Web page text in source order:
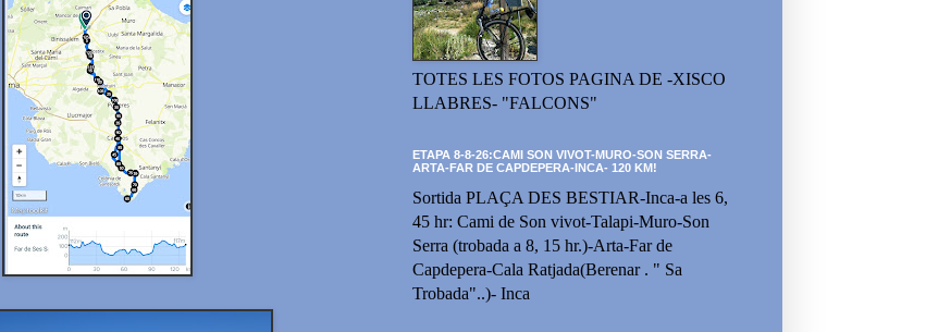
TOTES LES FOTOS PAGINA DE -XISCO
LLABRES- "FALCONS"
ETAPA 8-8-26:CAMI SON VIVOT-MURO-SON SERRA-
ARTA-FAR DE CAPDEPERA-INCA- 120 KM!
Sortida PLAÇA DES BESTIAR-Inca-a les 6,
45 hr: Cami de Son vivot-Talapi-Muro-Son
Serra (trobada a 8, 15 hr.)-Arta-Far de
Capdepera-Cala Ratjada(Berenar . " Sa
Trobada"..)- Inca